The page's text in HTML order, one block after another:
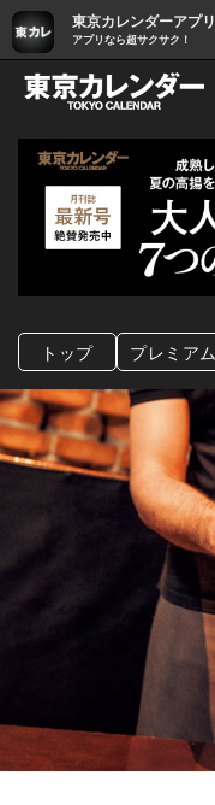
東京カレンダーアプリ
アプリなら超サクサク！
トップ プレミアム